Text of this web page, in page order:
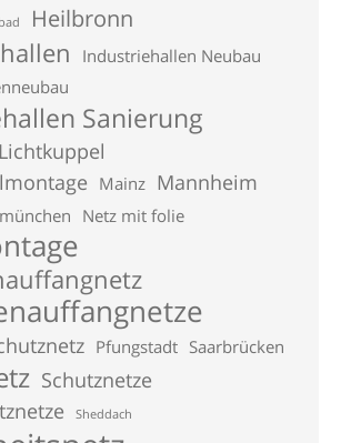
Heilbronn
Industriehallen Neubau
Sanierung
Lichtkuppel
Mainz Mannheim
münchen Netz mit folie
Pfungstadt Saarbrücken
Schutznetze
Sheddach